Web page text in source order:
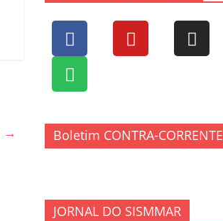
→ Boletim CONTRA-CORRENTE
JORNAL DO SISMMAR